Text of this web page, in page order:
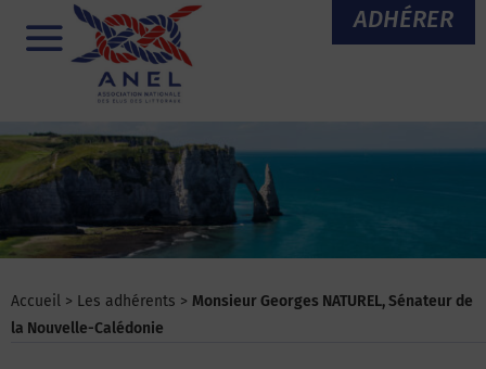
ADHÉRER
Menu
Accueil > Les adhérents > Monsieur Georges NATUREL, Sénateur de
la Nouvelle-Calédonie